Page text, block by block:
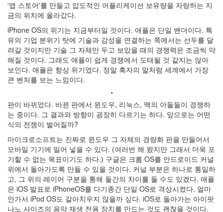
'앱 스토어'를 만들고 압도적인 어플리케이션 보유량을 자랑하는 지
금의 위치에 올라갔다.
iPhone OS의 위기는 지금부터일 것이다. 애플은 단일 밴더이다. 특
유의 기업 분위기 탓에 기술과 감성을 연결하는 쪽에서는 선두를 달
려갈 것이지만 기술 그 자체만 두고 보았을 때의 경쟁력은 조금씩 약
해질 것이다. 그래도 애플이 쉽게 경쟁에서 도태될 것 같지는 않아
보인다. 애플은 항상 위기였다. 정말 혹자의 말처럼 세계에서 가장
큰 벤처를 보는 느낌이다.
*
판이 바뀌었다. 바뀐 판에서 윈도우, 리눅스, 맥의 아들들이 경쟁하
는 중이다. 그 결과와 방향이 굉장히 다르기는 하다. 앞으로는 어떤
식의 전쟁이 벌어질까?
마이크로소프트는 진짜로 윈도우 그 자체의 경량화 판을 만들어서
모바일 기기에 밀어 넣을 수 있다. (여러번 해 왔지만 그래서 더욱 포
기할 수 없는 목표이기도 하다.) 구글은 크롬 OS를 안드로이드 커널
위에서 돌아가도록 만들 수 있을 것이다. 커널 부분은 하나로 통일하
고, 그 위의 레이어 구분을 통해 둘간의 차이를 둘 수도 있겠다. 애플
은 iOS 발표로 iPhoneOS를 다기종간 단일 OS로 격상시켰다. 얼마
안가서 iPod OS도 갈아치우지 않을까 싶다. iOS로 돌아가는 아이팟
나노 사이즈의 음악 재생 전용 장치를 만드는 것도 괜찮을 것이다.
용
기
(2010
년
1...
(8)
뇌,
진
화,
디
어
(4)
기
계
의
책
추
천
(1)
한